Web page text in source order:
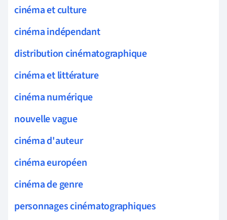
cinéma et culture
cinéma indépendant
distribution cinématographique
cinéma et littérature
cinéma numérique
nouvelle vague
cinéma d'auteur
cinéma européen
cinéma de genre
personnages cinématographiques